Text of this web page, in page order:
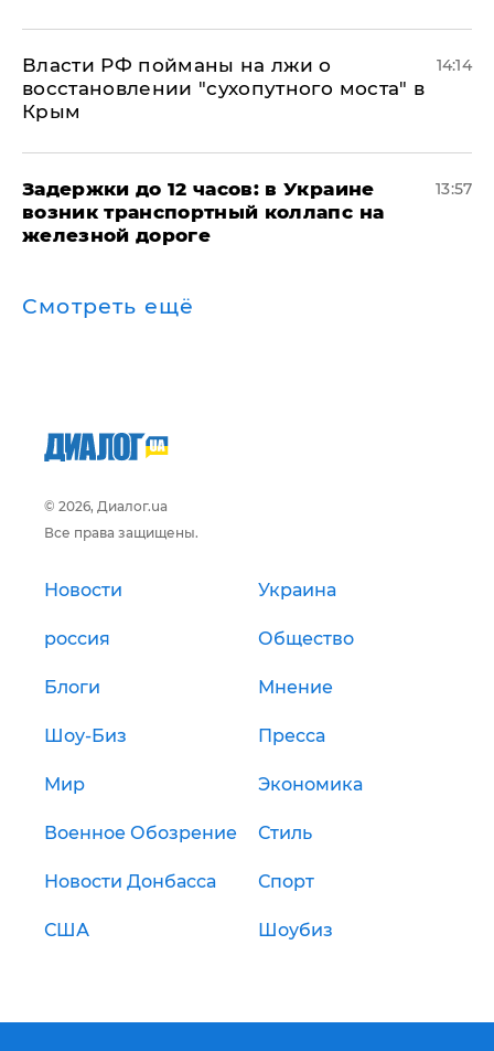
Власти РФ пойманы на лжи о
восстановлении "сухопутного моста" в
Крым
14:14
Задержки до 12 часов: в Украине
возник транспортный коллапс на
железной дороге
13:57
Смотреть ещё
© 2026, Диалог.ua
Все права защищены.
Новости Украина
россия Общество
Блоги Мнение
Шоу-Биз Пресса
Мир Экономика
Военное Обозрение Стиль
Новости Донбасса Спорт
США Шоубиз